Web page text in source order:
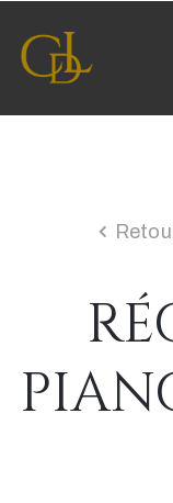
Manifestations
Contact